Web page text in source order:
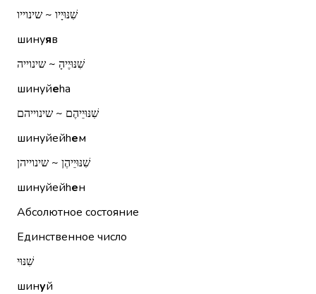
שִׁנּוּיָיו ~ שינוייו
шинуяв
שִׁנּוּיֶיהָ ~ שינוייה
шинуйеhа
שִׁנּוּיֵיהֶם ~ שינוייהם
шинуйейhем
שִׁנּוּיֵיהֶן ~ שינוייהן
шинуйейhен
Абсолютное состояние
Единственное число
שִׁנּוּי
шинуй